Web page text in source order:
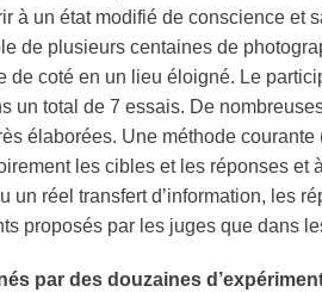
à un état modifié de conscience et
de plusieurs centaines de
de coté en un lieu éloigné. Le
un total de 7 essais. De
élaborées. Une méthode
les cibles et les réponses et
un réel transfert d’information, les
proposés par les juges que dans
par des douzaines